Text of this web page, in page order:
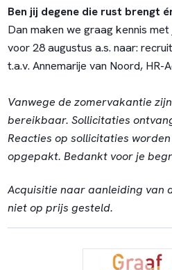
Ben jij degene die rust brengt
Dan maken we graag kennis
voor 28 augustus a.s. naar:
t.a.v. Annemarije van Noord, HR-
Vanwege de zomervakantie
bereikbaar. Sollicitaties
Reacties op sollicitaties
opgepakt. Bedankt voor je
Acquisitie naar aanleiding van
niet op prijs gesteld.